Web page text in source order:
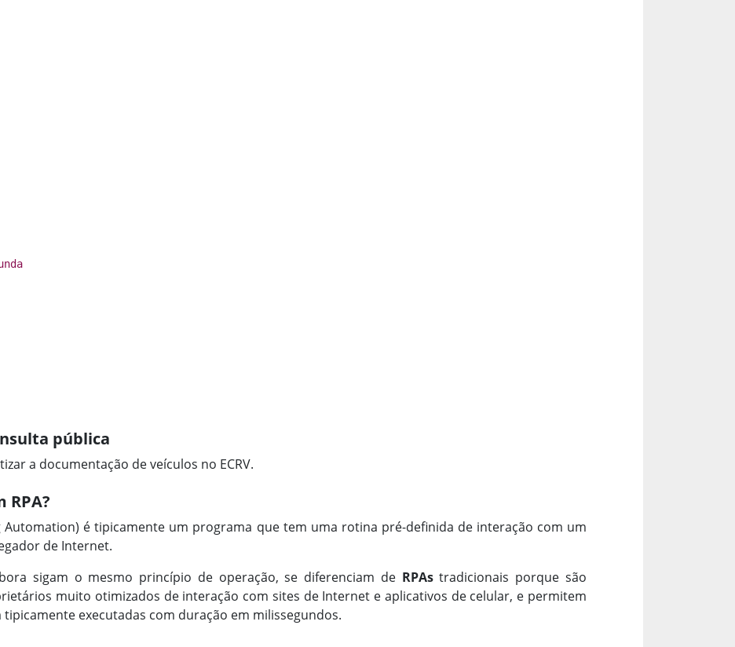
pública
a documentação de veículos no ECRV.
RPA?
Automation) é tipicamente um programa que tem uma rotina pré-definida de interação com um
de Internet.
sigam o mesmo princípio de operação, se diferenciam de RPAstradicionais porque são
muito otimizados de interação com sites de Internet e aplicativos de celular, e permitem
executadas com duração em milissegundos.